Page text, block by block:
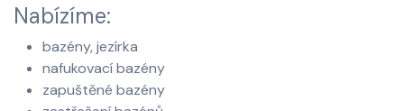
Nabízíme:
bazény, jezírka
nafukovací bazény
zapuštěné bazény